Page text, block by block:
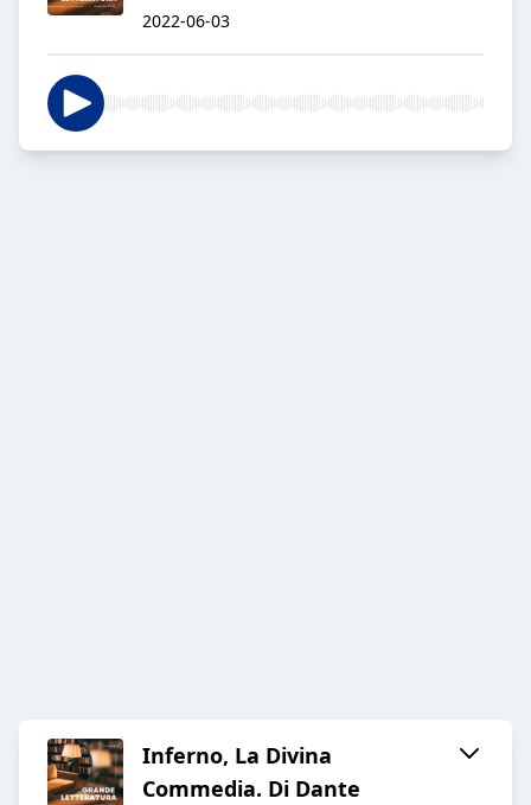
2022-06-03
Inferno, La Divina
Commedia. Di Dante